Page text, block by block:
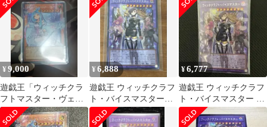
ット
¥9,000
遊戯王「ウィッチクラ
フトマスター・ヴェー
ル」オーバーフレーム
仕様
¥6,888
遊戯王 ウィッチクラフ
ト・バイスマスター
オーバーフレーム
¥6,777
遊戯王 ウィッチクラフ
ト・バイスマスター シ
ークレット オーバーフ
レーム